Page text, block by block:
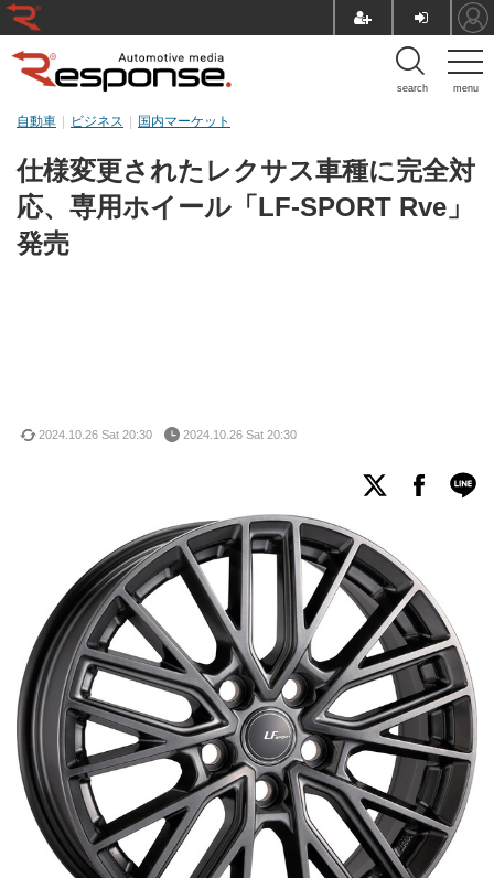
menu
search
仕様変更されたレクサス車種に完全対
応、専用ホイール「LF-SPORT Rve」
発売
自動車 ビジネス 国内マーケット
2024.10.26 Sat 20:30 2024.10.26 Sat 20:30